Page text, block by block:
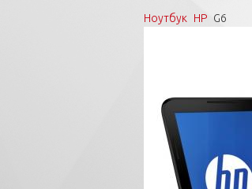
Ноутбук HP G6